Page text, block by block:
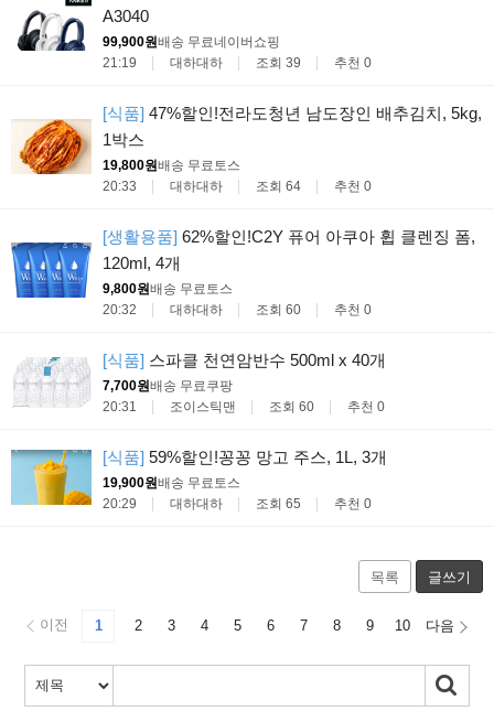
A3040
99,900원배송 무료네이버쇼핑
21:19
대하대하 조회 39 추천 0
[식품] 47%할인!전라도청년 남도장인 배추김치, 5kg,
1박스
19,800원배송 무료 토스
20:33
대하대하 조회 64 추천 0
[생활용품] 62%할인!C2Y 퓨어 아쿠아 휩 클렌징 폼,
120ml, 4개
9,800원배송 무료 토스
20:32
대하대하 조회 60 추천 0
[식품] 스파클 천연암반수 500ml x 40개
7,700원배송 무료 쿠팡
20:31
조이스틱맨 조회 60 추천 0
[식품] 59%할인!꽁꽁 망고 주스, 1L, 3개
19,900원배송 무료 토스
20:29
대하대하 조회 65 추천 0
목록 글쓰기
이전 1 2 3 4 5 6 7 8 9 10 다음